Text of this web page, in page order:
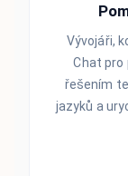
Vývojáři,
Chat pro
řešením
jazyků a